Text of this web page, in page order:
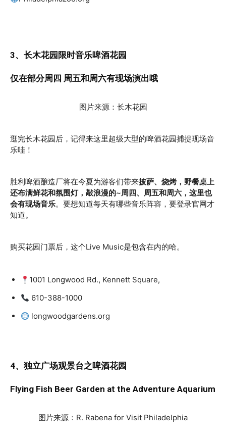
3、长木花园限时音乐啤酒花园
仅在部分周四 周五和周六有现场演出哦
图片来源：长木花园
逛完长木花园后，记得来这里超级大型的啤酒花园捕捉现场音
乐哇！
胜利啤酒酿造厂将在今夏为游客们带来披萨、烧烤，野餐桌上
还布满鲜花和氛围灯，敲浪漫的~周四、周五和周六，这里也
会有现场音乐。要想知道每天有哪些音乐阵容，要登录官网才
知道。
购买花园门票后，这个Live Music是包含在内的哈。
1001 Longwood Rd., Kennett Square,
610-388-1000
longwoodgardens.org
4、独立广场观景台之啤酒花园
Flying Fish Beer Garden at the Adventure Aquarium
图片来源：R. Rabena for Visit Philadelphia